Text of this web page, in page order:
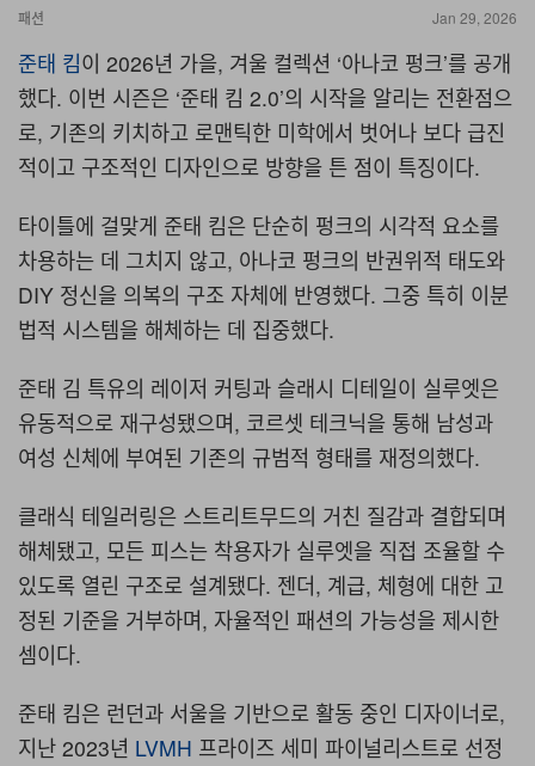
패션 Jan 29, 2026
준태 킴이 2026년 가을, 겨울 컬렉션 ‘아나코 펑크’를 공개
했다. 이번 시즌은 ‘준태 킴 2.0’의 시작을 알리는 전환점으
로, 기존의 키치하고 로맨틱한 미학에서 벗어나 보다 급진
적이고 구조적인 디자인으로 방향을 튼 점이 특징이다.
타이틀에 걸맞게 준태 킴은 단순히 펑크의 시각적 요소를
차용하는 데 그치지 않고, 아나코 펑크의 반권위적 태도와
DIY 정신을 의복의 구조 자체에 반영했다. 그중 특히 이분
법적 시스템을 해체하는 데 집중했다.
준태 김 특유의 레이저 커팅과 슬래시 디테일이 실루엣은
유동적으로 재구성됐으며, 코르셋 테크닉을 통해 남성과
여성 신체에 부여된 기존의 규범적 형태를 재정의했다.
클래식 테일러링은 스트리트무드의 거친 질감과 결합되며
해체됐고, 모든 피스는 착용자가 실루엣을 직접 조율할 수
있도록 열린 구조로 설계됐다. 젠더, 계급, 체형에 대한 고
정된 기준을 거부하며, 자율적인 패션의 가능성을 제시한
셈이다.
준태 킴은 런던과 서울을 기반으로 활동 중인 디자이너로,
지난 2023년 LVMH 프라이즈 세미 파이널리스트로 선정